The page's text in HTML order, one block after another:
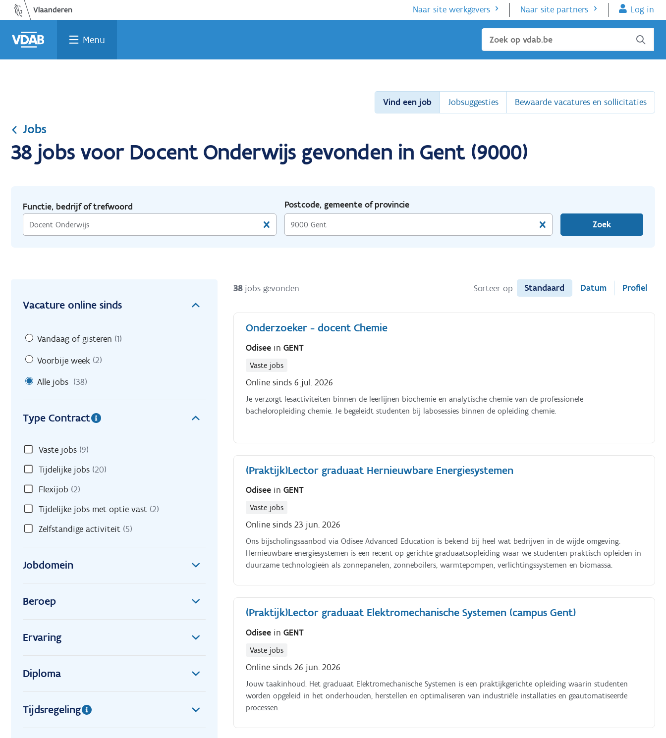
Ga
naar
de
inhoud
Vind
een
job
Vind
een
opleiding
Welke
job
past
bij
Terug
naar
home
Naar site werkgevers Naar site partners Log in
Menu Sluiten
Vind een job Jobsuggesties Bewaarde vacatures en sollicitaties
Jobs
38 jobs voor Docent Onderwijs gevonden in Gent (9000)
Functie, bedrijf of trefwoord
Postcode, gemeente of provincie
Zoek
Vacature online sinds
Vandaag of gisteren (1)
Voorbije week (2)
Alle jobs (38)
Type Contract
Vaste jobs (9)
Tijdelijke jobs (20)
Flexijob (2)
Tijdelijke jobs met optie vast (2)
Zelfstandige activiteit (5)
Jobdomein
Beroep
Ervaring
Diploma
Tijdsregeling
38 jobs gevonden Sorteer op Standaard Datum Profiel
Onderzoeker - docent Chemie
Odisee inGENT
Vaste jobs
Online sinds 6 jul. 2026
Je verzorgt lesactiviteiten binnen de leerlijnen biochemie en analytische chemie van de professionele
bacheloropleiding chemie. Je begeleidt studenten bij labosessies binnen de opleiding chemie.
(Praktijk)Lector graduaat Hernieuwbare Energiesystemen
Odisee inGENT
Vaste jobs
Online sinds 23 jun. 2026
Ons bijscholingsaanbod via Odisee Advanced Education is bekend bij heel wat bedrijven in de wijde omgeving.
Hernieuwbare energiesystemen is een recent op gerichte graduaatsopleiding waar we studenten praktisch opleiden in
duurzame technologieën als zonnepanelen, zonneboilers, warmtepompen, verlichtingssystemen en biomassa.
(Praktijk)Lector graduaat Elektromechanische Systemen (campus Gent)
Odisee inGENT
Vaste jobs
Online sinds 26 jun. 2026
Jouw taakinhoud. Het graduaat Elektromechanische Systemen is een praktijkgerichte opleiding waarin studenten
worden opgeleid in het onderhouden, herstellen en optimaliseren van industriële installaties en geautomatiseerde
processen.